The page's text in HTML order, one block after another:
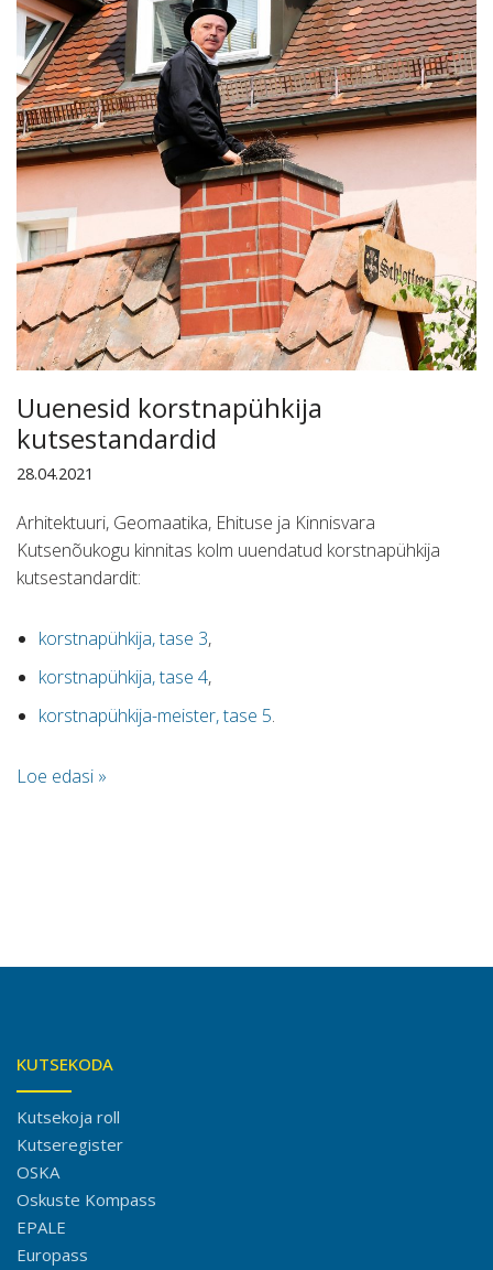
Uuenesid korstnapühkija
kutsestandardid
28.04.2021
Arhitektuuri, Geomaatika, Ehituse ja Kinnisvara
Kutsenõukogu kinnitas kolm uuendatud korstnapühkija
kutsestandardit:
korstnapühkija, tase 3,
korstnapühkija, tase 4,
korstnapühkija-meister, tase 5.
Loe edasi »
KUTSEKODA
Kutsekoja roll
Kutseregister
OSKA
Oskuste Kompass
EPALE
Europass